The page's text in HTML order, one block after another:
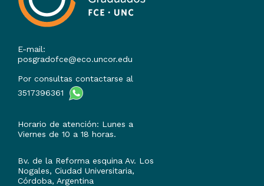
E-mail:
posgradofce@eco.uncor.edu
Por consultas contactarse al
3517396361
Horario de atención: Lunes a
Viernes de 10 a 18 horas.
Bv. de la Reforma esquina Av. Los
Nogales, Ciudad Universitaria,
Córdoba, Argentina